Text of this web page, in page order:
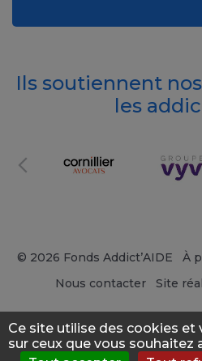
Ils soutiennent
les
© 2026 Fonds Addict’AIDE À
Nous contacter
Site
Ce site utilise des cookies et
sur ceux que vous souhaitez